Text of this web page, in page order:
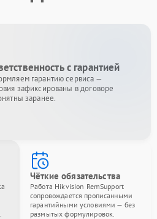
с гарантией
гарантию сервиса —
зафиксированы в договоре
заранее.
Чёткие обязательства
Работа Hikvision RemSupport
сопровождается прописанными
гарантийными условиями — без
размытых формулировок.